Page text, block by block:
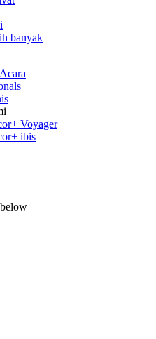
banyak
Voyager
ibis